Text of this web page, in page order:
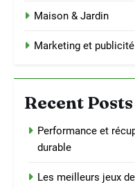
Maison & Jardin
Marketing et publicité
Recent Posts
Performance et
durable
Les meilleurs jeux